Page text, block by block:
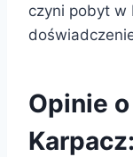
czyni pobyt w
Opinie